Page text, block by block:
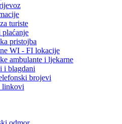
turiste
plaćanje
pristojba
WI - FI lokacije
ambulante i ljekarne
i blagdani
brojevi
linkovi